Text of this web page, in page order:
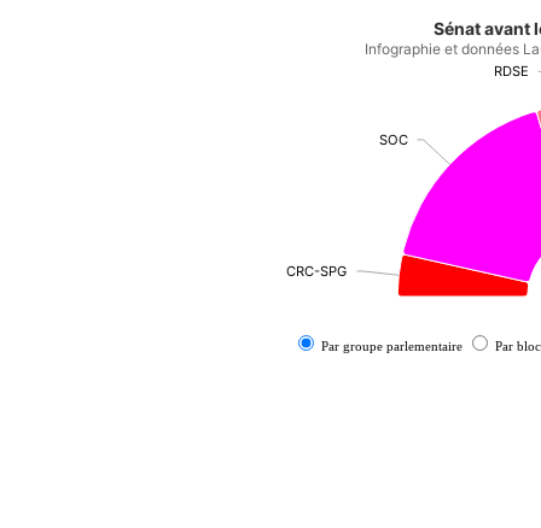
Sénat avant
CRC-SPG
CRC-SPG
SOC
SOC
RDSE
RDSE
Infographie et données
Par groupe parlementaire Par